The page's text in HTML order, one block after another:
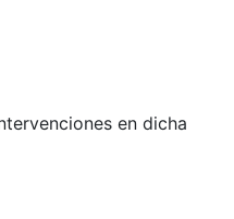
en dicha